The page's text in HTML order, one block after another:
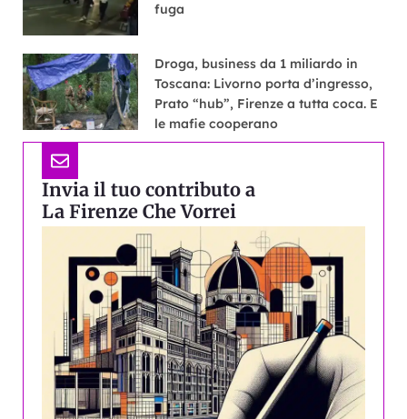
fuga
Droga, business da 1 miliardo in
Toscana: Livorno porta d’ingresso,
Prato “hub”, Firenze a tutta coca. E
le mafie cooperano
Invia il tuo contributo a
La Firenze Che Vorrei